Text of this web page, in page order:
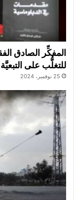
المفكِّر الصادق
للتغلُّب على
25 نوفمبر، 2024